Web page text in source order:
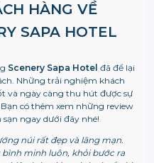
HÀNG VỀ
SAPA HOTEL
Scenery Sapa Hotel đã để lại
Những trải nghiệm khách
và ngày càng thu hút được sự
có thêm xem những review
ngay dưới đây nhé!
núi rất đẹp và lãng mạn.
minh luôn, khỏi bước ra